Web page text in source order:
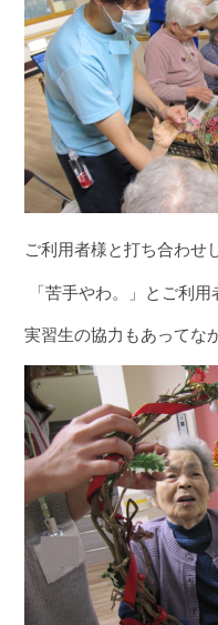
ご利用者様と打ち合わせ
「苦手やわ。」とご利用
実習生の協力もあってな